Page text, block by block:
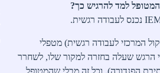
למד להרגיש כך?
נכנס לעבודה רגשית.
המרכזי לעבודה רגשית) מטפלי
הרגש שעלה בחזרה למקור שלו, לשחרר
הפנדורה), וכל זה מבלי שהמטופל